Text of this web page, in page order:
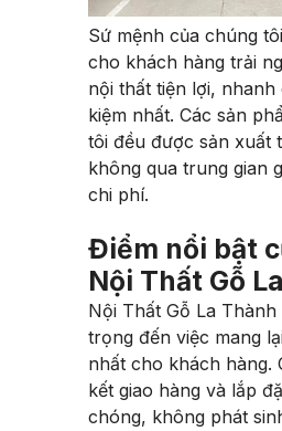
Sứ mệnh của chúng
cho khách hàng trải
nội thất tiện lợi, nhanh
kiệm nhất. Các sản
tôi đều được sản xuất
không qua trung gian
chi phí.
Điểm nổi bật
Nội Thất Gỗ
Nội Thất Gỗ La
trọng đến việc mang
nhất cho khách hàng.
kết giao hàng và lắp
chóng, không phát